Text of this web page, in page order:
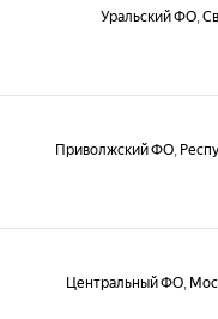
Уральский ФО,
Приволжский ФО,
Центральный ФО,